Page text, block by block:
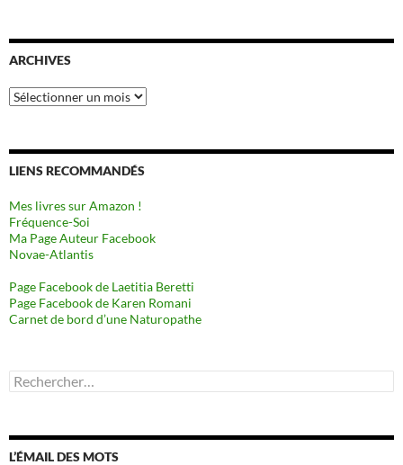
ARCHIVES
Archives
LIENS RECOMMANDÉS
Mes livres sur Amazon !
Fréquence-Soi
Ma Page Auteur Facebook
Novae-Atlantis
Page Facebook de Laetitia Beretti
Page Facebook de Karen Romani
Carnet de bord d’une Naturopathe
Rechercher :
L’ÉMAIL DES MOTS